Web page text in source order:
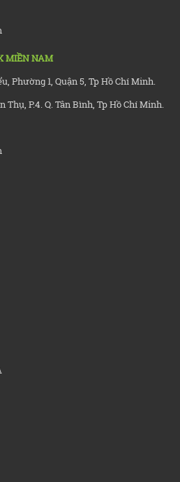
MIỀN NAM
Phường 1, Quận 5, Tp Hồ Chí Minh.
P.4. Q. Tân Bình, Tp Hồ Chí Minh.